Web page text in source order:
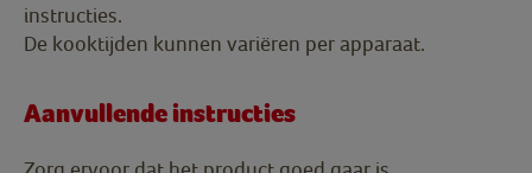
instructies.
De kooktijden kunnen variëren per apparaat.
Aanvullende instructies